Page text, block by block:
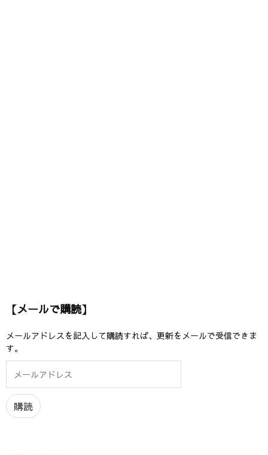
【メールで購読】
メールアドレスを記入して購読すれば、更新をメールで受信できま
す。
ル
ア
ド
購読